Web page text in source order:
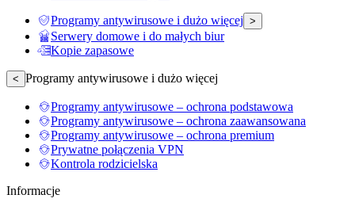
Programy antywirusowe i dużo więcej >
Serwery domowe i do małych biur
Kopie zapasowe
< Programy antywirusowe i dużo więcej
Programy antywirusowe – ochrona podstawowa
Programy antywirusowe – ochrona zaawansowana
Programy antywirusowe – ochrona premium
Prywatne połączenia VPN
Kontrola rodzicielska
Informacje